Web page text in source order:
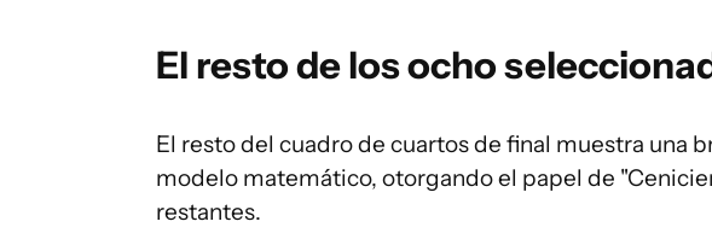
El resto de los ocho
El resto del cuadro de cuartos de final muestra una
modelo matemático, otorgando el papel de
restantes.